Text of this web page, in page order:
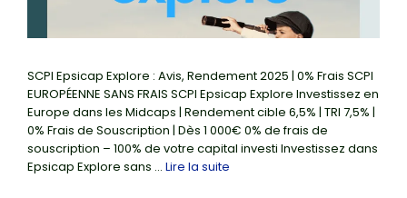
SCPI Epsicap Explore : Avis, Rendement 2025 | 0% Frais SCPI
EUROPÉENNE SANS FRAIS SCPI Epsicap Explore Investissez en
Europe dans les Midcaps | Rendement cible 6,5% | TRI 7,5% |
0% Frais de Souscription | Dès 1 000€ 0% de frais de
souscription – 100% de votre capital investi Investissez dans
Epsicap Explore sans … Lire la suite